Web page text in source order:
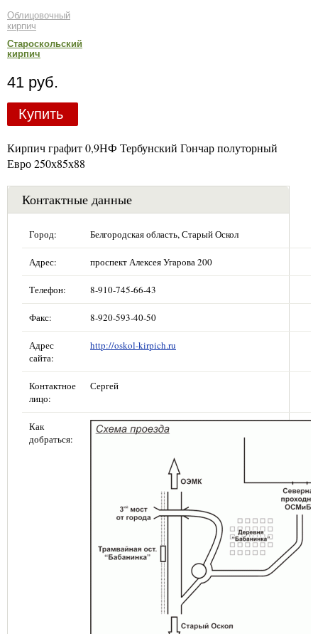
Облицовочный
кирпич
Староскольский
кирпич
41 руб.
Купить
Кирпич графит 0,9НФ Тербунский Гончар полуторный
Евро 250х85х88
Контактные данные
Город: Белгородская область, Старый Оскол
Адрес: проспект Алексея Угарова 200
Телефон: 8-910-745-66-43
Факс: 8-920-593-40-50
Адрес
сайта:
http://oskol-kirpich.ru
Контактное
лицо:
Сергей
Как
добраться: